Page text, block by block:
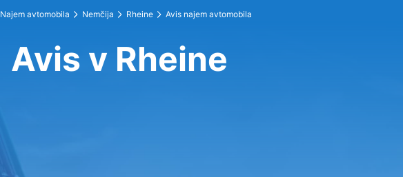
Najem avtomobila Nemčija Rheine Avis najem avtomobila
Avis v Rheine